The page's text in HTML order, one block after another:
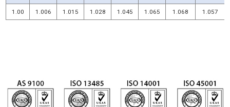
1.00 1.006 1.015 1.028 1.045 1.065 1.068 1.057